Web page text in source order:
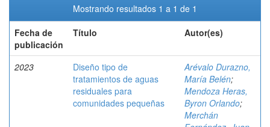
Mostrando resultados 1 a 1 de 1
Fecha de
publicación
Título Autor(es)
2023
Diseño tipo de
tratamientos de aguas
residuales para
comunidades pequeñas
Arévalo Durazno,
María Belén;
Mendoza Heras,
Byron Orlando;
Merchán